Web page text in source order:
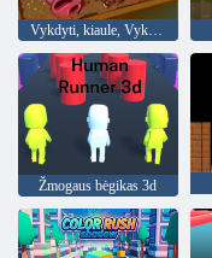
Žmogaus bėgikas 3d